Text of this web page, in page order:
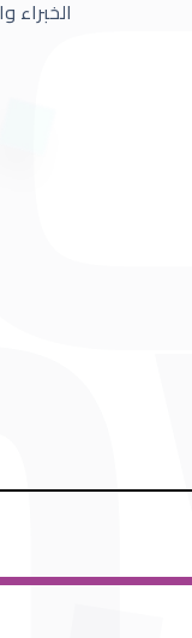
الخبراء